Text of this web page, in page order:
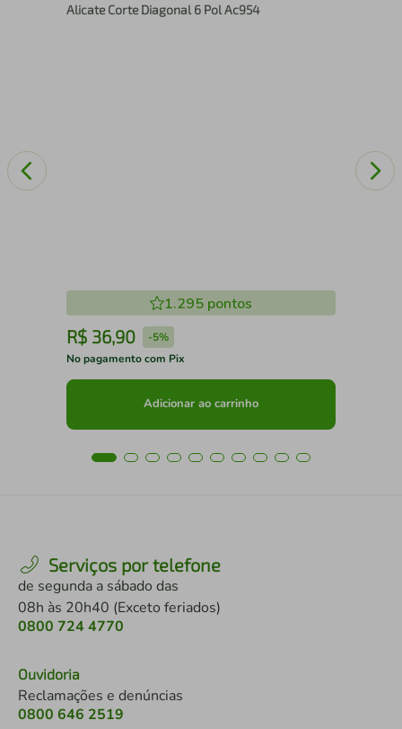
Alicate Corte Diagonal 6 Pol Ac954
1.295 pontos
R$ 36,90 -5%
No pagamento com Pix
Adicionar ao carrinho
Serviços por telefone
de segunda a sábado das
08h às 20h40 (Exceto feriados)
0800 724 4770
Ouvidoria
Reclamações e denúncias
0800 646 2519